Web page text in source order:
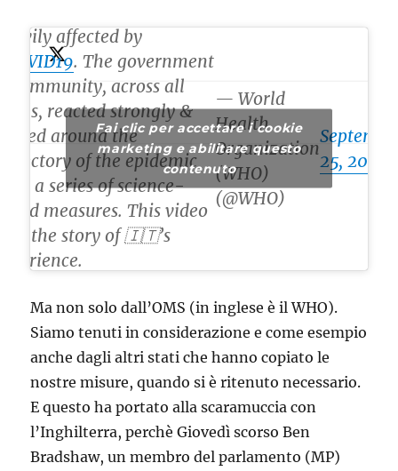
affected by
. The government
community, across all
reacted strongly &
around the
of the epidemic
a series of science-
measures. This video
the story of 🇮🇹’s
— World
Health
Organization
(WHO)
(@WHO)
25, 2020
Fai clic per accettare i cookie
marketing e abilitare questo
contenuto
Ma non solo dall’OMS (in inglese è il WHO).
Siamo tenuti in considerazione e come esempio
anche dagli altri stati che hanno copiato le
nostre misure, quando si è ritenuto necessario.
E questo ha portato alla scaramuccia con
l’Inghilterra, perchè Giovedì scorso Ben
Bradshaw, un membro del parlamento (MP)